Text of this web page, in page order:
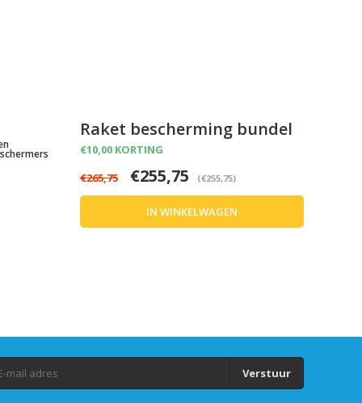
Raket bescherming bundel
€10,00 KORTING
€265,75
€255,75 (€255,75)
IN WINKELWAGEN
Verstuur